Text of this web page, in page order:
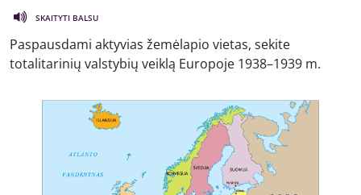
SKAITYTI BALSU
Paspausdami aktyvias žemėlapio vietas, sekite
totalitarinių valstybių veiklą Europoje 1938–1939 m.